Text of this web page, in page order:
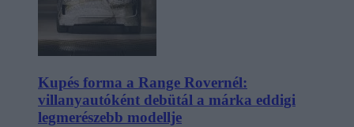
Kupés forma a Range Rovernél:
villanyautóként debütál a márka eddigi
legmerészebb modellje